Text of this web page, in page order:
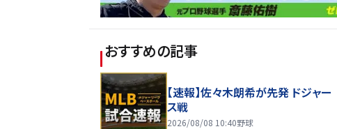
おすすめの記事
【速報】佐々木朗希が先発 ドジャー
ス戦
2026/08/08 10:40野球